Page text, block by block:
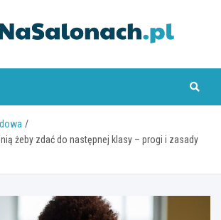
żeby zdać do następnej klasy – progi i zasady